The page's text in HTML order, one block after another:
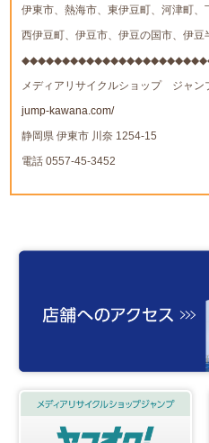
伊東市、熱海市、東伊豆町、河津町
西伊豆町、伊豆市、伊豆の国市、伊豆
メディアリサイクルショップ ジャン
jump-kawana.com/
静岡県 伊東市 川奈 1254-15
電話 0557-45-3452